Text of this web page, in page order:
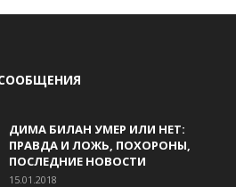
ДИМА БИЛАН УМЕР ИЛИ НЕТ:
ПРАВДА И ЛОЖЬ, ПОХОРОНЫ,
ПОСЛЕДНИЕ НОВОСТИ
15.01.2018